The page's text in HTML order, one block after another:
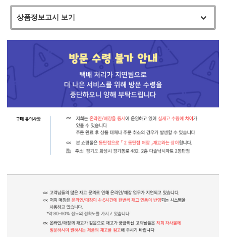
상품정보고시 보기